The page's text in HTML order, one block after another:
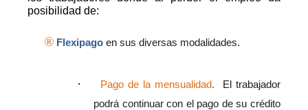
posibilidad de:
® Flexipago en sus diversas modalidades.
· Pago de la mensualidad.
El trabajador
podrá continuar con el pago de su crédito